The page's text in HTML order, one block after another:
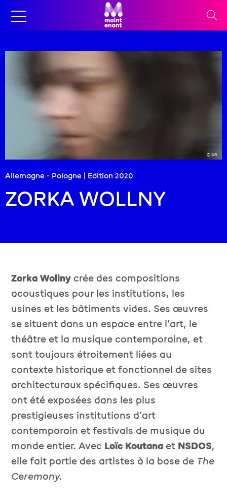
Allemagne - Pologne | Edition 2020
ZORKA WOLLNY
© DR
Zorka Wollny crée des compositions
acoustiques pour les institutions, les
usines et les bâtiments vides. Ses œuvres
se situent dans un espace entre l’art, le
théâtre et la musique contemporaine, et
sont toujours étroitement liées au
contexte historique et fonctionnel de sites
architecturaux spécifiques. Ses œuvres
ont été exposées dans les plus
prestigieuses institutions d’art
contemporain et festivals de musique du
monde entier. Avec Loïc Koutana et NSDOS,
elle fait partie des artistes à la base de The
Ceremony.